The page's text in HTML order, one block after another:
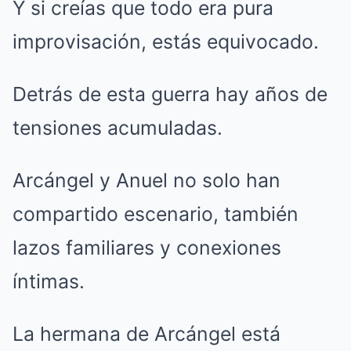
Y si creías que todo era pura
improvisación, estás equivocado.
Detrás de esta guerra hay años de
tensiones acumuladas.
Arcángel y Anuel no solo han
compartido escenario, también
lazos familiares y conexiones
íntimas.
La hermana de Arcángel está